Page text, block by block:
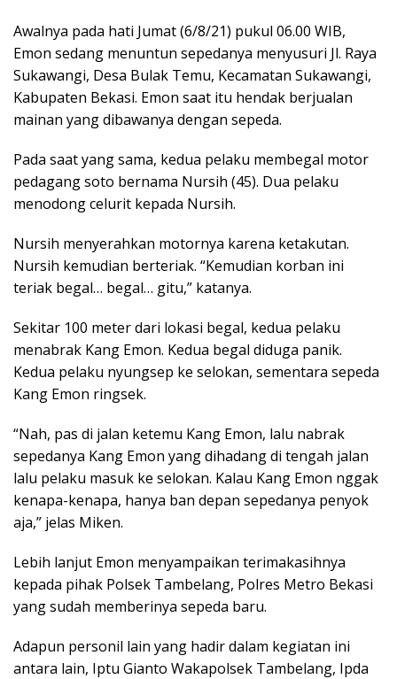
Awalnya pada hati Jumat (6/8/21) pukul 06.00 WIB,
Emon sedang menuntun sepedanya menyusuri Jl. Raya
Sukawangi, Desa Bulak Temu, Kecamatan Sukawangi,
Kabupaten Bekasi. Emon saat itu hendak berjualan
mainan yang dibawanya dengan sepeda.
Pada saat yang sama, kedua pelaku membegal motor
pedagang soto bernama Nursih (45). Dua pelaku
menodong celurit kepada Nursih.
Nursih menyerahkan motornya karena ketakutan.
Nursih kemudian berteriak. “Kemudian korban ini
teriak begal… begal… gitu,” katanya.
Sekitar 100 meter dari lokasi begal, kedua pelaku
menabrak Kang Emon. Kedua begal diduga panik.
Kedua pelaku nyungsep ke selokan, sementara sepeda
Kang Emon ringsek.
“Nah, pas di jalan ketemu Kang Emon, lalu nabrak
sepedanya Kang Emon yang dihadang di tengah jalan
lalu pelaku masuk ke selokan. Kalau Kang Emon nggak
kenapa-kenapa, hanya ban depan sepedanya penyok
aja,” jelas Miken.
Lebih lanjut Emon menyampaikan terimakasihnya
kepada pihak Polsek Tambelang, Polres Metro Bekasi
yang sudah memberinya sepeda baru.
Adapun personil lain yang hadir dalam kegiatan ini
antara lain, Iptu Gianto Wakapolsek Tambelang, Ipda